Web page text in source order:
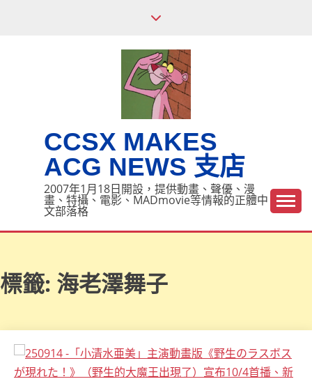
CCSX MAKES
ACG NEWS 支店
2007年1月18日開設，提供動畫、聲優、漫
畫、特攝、電影、MADmovie等情報的正體中
文部落格
標籤: 海老澤舞子